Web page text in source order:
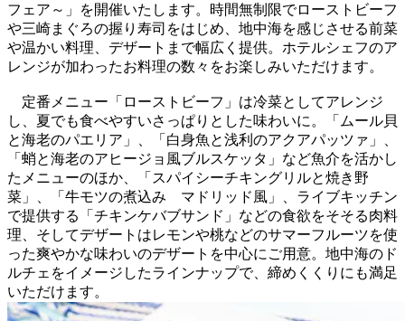
フェア～」を開催いたします。時間無制限でローストビーフ
や三崎まぐろの握り寿司をはじめ、地中海を感じさせる前菜
や温かい料理、デザートまで幅広く提供。ホテルシェフのア
レンジが加わったお料理の数々をお楽しみいただけます。
定番メニュー「ローストビーフ」は冷菜としてアレンジ
し、夏でも食べやすいさっぱりとした味わいに。「ムール貝
と海老のパエリア」、「白身魚と浅利のアクアパッツァ」、
「蛸と海老のアヒージョ風ブルスケッタ」など魚介を活かし
たメニューのほか、「スパイシーチキングリルと焼き野
菜」、「牛モツの煮込み マドリッド風」、ライブキッチン
で提供する「チキンケバブサンド」などの食欲をそそる肉料
理、そしてデザートはレモンや桃などのサマーフルーツを使
った爽やかな味わいのデザートを中心にご用意。地中海のド
ルチェをイメージしたラインナップで、締めくくりにも満足
いただけます。